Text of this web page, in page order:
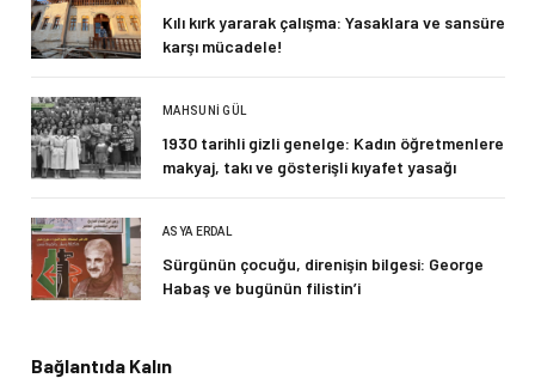
Kılı kırk yararak çalışma: Yasaklara ve sansüre
karşı mücadele!
MAHSUNI GÜL
1930 tarihli gizli genelge: Kadın öğretmenlere
makyaj, takı ve gösterişli kıyafet yasağı
ASYA ERDAL
Sürgünün çocuğu, direnişin bilgesi: George
Habaş ve bugünün filistin’i
Bağlantıda Kalın